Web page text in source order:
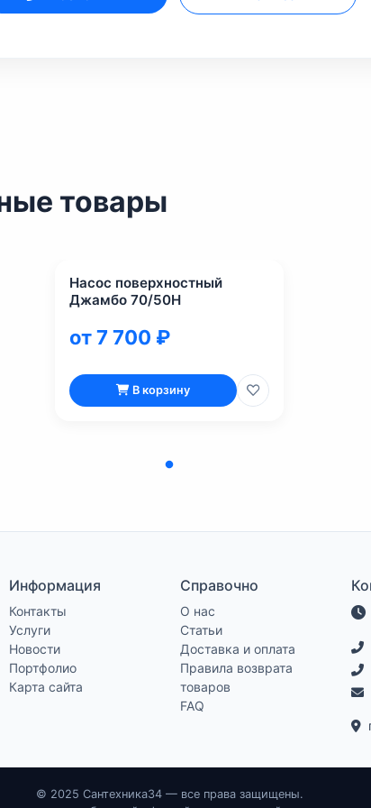
товары
Насос поверхностный
Джамбо 70/50Н
от 7 700 ₽
В корзину
Информация
Контакты
Услуги
Новости
Портфолио
Карта сайта
Справочно
О нас
Статьи
Доставка и оплата
Правила возврата
товаров
FAQ
© 2025 Сантехника34 — все права защищены.